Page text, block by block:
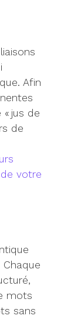
. Afin
jus de
de
votre
mots
sans